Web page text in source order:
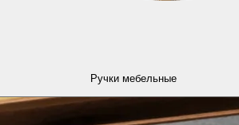
Ручки мебельные